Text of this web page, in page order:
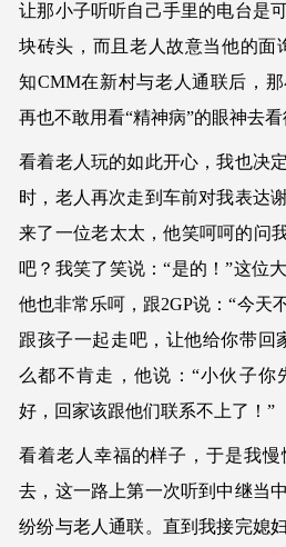
让那小子听听自己手里的电台是
块砖头，而且老人故意当他的面
知CMM在新村与老人通联后，
再也不敢用看“精神病”的眼神去看
看着老人玩的如此开心，我也决
时，老人再次走到车前对我表达
来了一位老太太，他笑呵呵的问
吧？我笑了笑说：“是的！”这位
他也非常乐呵，跟2GP说：“今天
跟孩子一起走吧，让他给你带回
么都不肯走，他说：“小伙子你
好，回家该跟他们联系不上了！”
看着老人幸福的样子，于是我
去，这一路上第一次听到中继当
纷纷与老人通联。直到我接完媳